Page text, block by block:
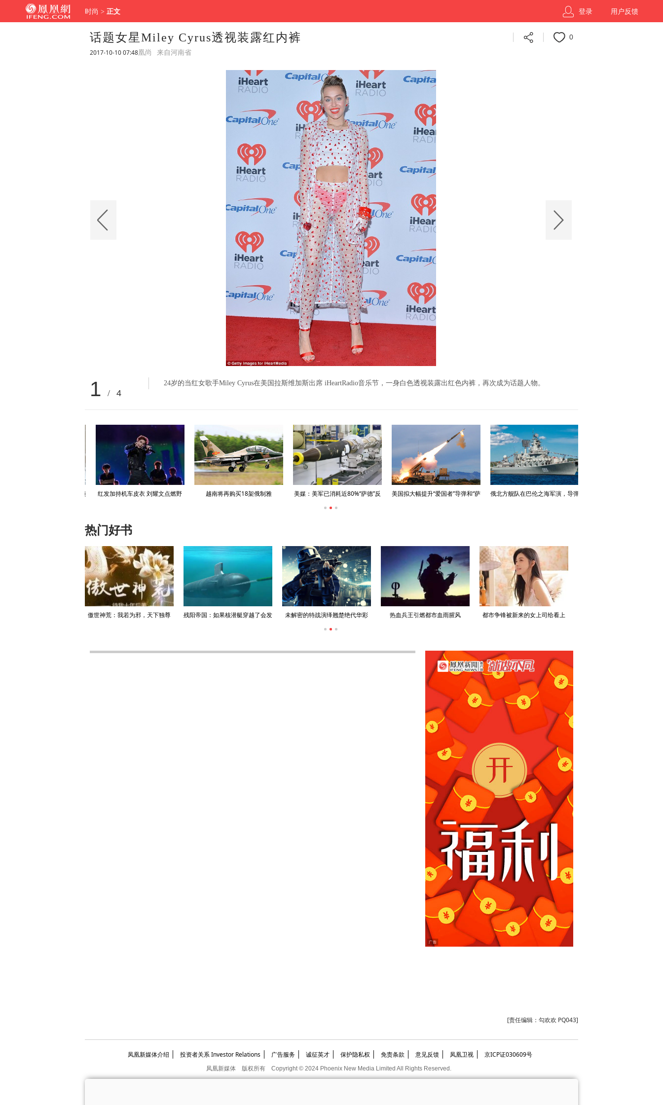
时尚 > 正文 用户反馈
登录
话题女星Miley Cyrus透视装露红内裤
2017-10-10 07:48凰尚 来自河南省
0
1 / 4
24岁的当红女歌手Miley Cyrus在美国拉斯维加斯出席 iHeartRadio音乐节，一身白色透视装露出红色内裤，再次成为话题人物。
红发加持机车皮衣 刘耀文点燃野
越南将再购买18架俄制雅
美媒：美军已消耗近80%“萨德”反
导系统拦截弹
美国拟大幅提升“爱国者”导弹和“萨
俄北方舰队在巴伦之海军演，导弹
热门好书
傲世神荒：我若为邪，天下独尊
残阳帝国：如果核潜艇穿越了会发
未解密的特战演绎翘楚绝代华彩 热血兵王引燃都市血雨腥风 都市争锋被新来的女上司给看上
[责任编辑：勾欢欢 PQ043]
凤凰新媒体介绍 投资者关系 Investor Relations 广告服务 诚征英才 保护隐私权 免责条款 意见反馈 凤凰卫视 京ICP证030609号
凤凰新媒体 版权所有 Copyright © 2024 Phoenix New Media Limited All Rights Reserved.